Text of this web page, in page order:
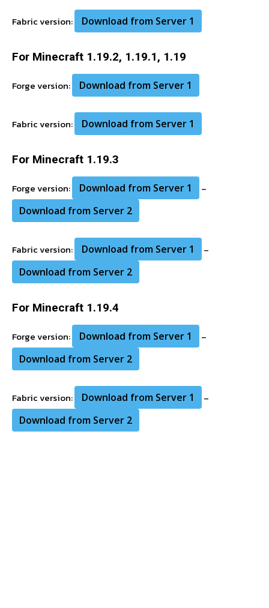
Fabric version: Download from Server 1
For Minecraft 1.19.2, 1.19.1, 1.19
Forge version: Download from Server 1
Fabric version: Download from Server 1
For Minecraft 1.19.3
Forge version: Download from Server 1 –
Download from Server 2
Fabric version: Download from Server 1 –
Download from Server 2
For Minecraft 1.19.4
Forge version: Download from Server 1 –
Download from Server 2
Fabric version: Download from Server 1 –
Download from Server 2